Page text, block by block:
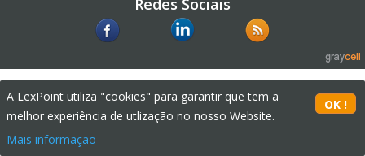
Redes Sociais
A LexPoint utiliza "cookies" para garantir que tem a
melhor experiência de utlização no nosso Website.
Mais informação